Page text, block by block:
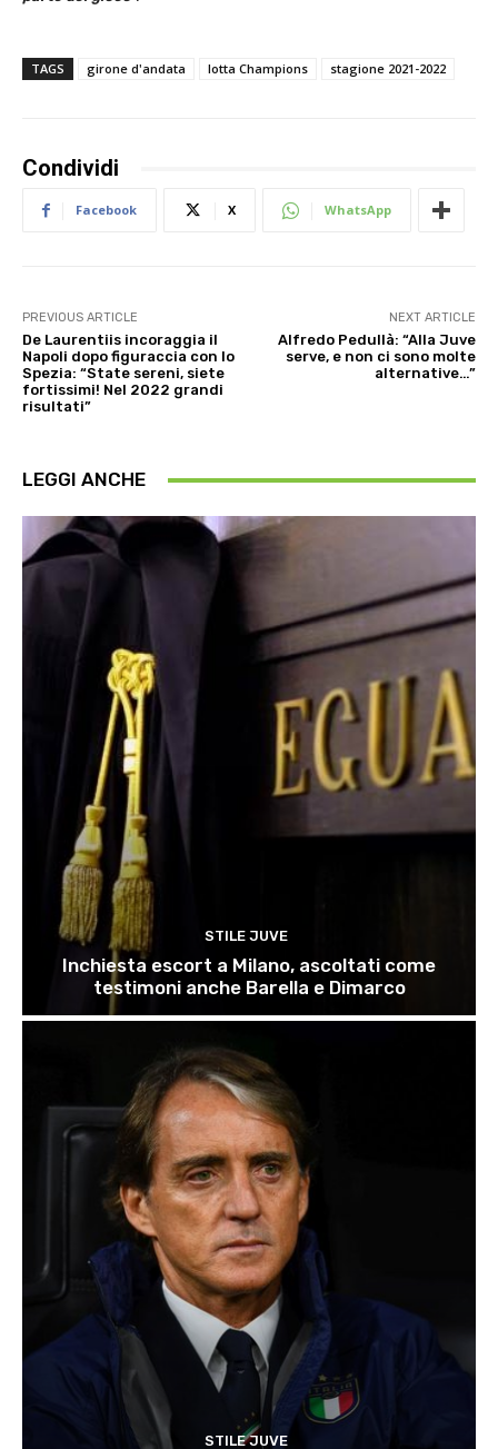
TAGS girone d'andata lotta Champions stagione 2021-2022
Condividi
Facebook X WhatsApp
PREVIOUS ARTICLE
De Laurentiis incoraggia il
Napoli dopo figuraccia con lo
Spezia: “State sereni, siete
fortissimi! Nel 2022 grandi
risultati”
NEXT ARTICLE
Alfredo Pedullà: “Alla Juve
serve, e non ci sono molte
alternative…”
LEGGI ANCHE
STILE JUVE
Inchiesta escort a Milano, ascoltati come
testimoni anche Barella e Dimarco
STILE JUVE